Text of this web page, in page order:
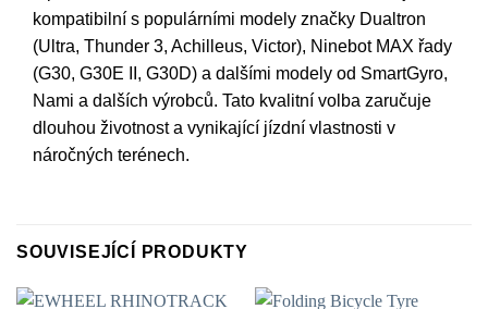
kompatibilní s populárními modely značky Dualtron
(Ultra, Thunder 3, Achilleus, Victor), Ninebot MAX řady
(G30, G30E II, G30D) a dalšími modely od SmartGyro,
Nami a dalších výrobců. Tato kvalitní volba zaručuje
dlouhou životnost a vynikající jízdní vlastnosti v
náročných terénech.
SOUVISEJÍCÍ PRODUKTY